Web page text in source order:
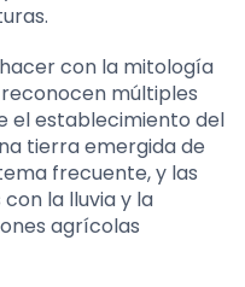
con la mitología
múltiples
el establecimiento del
tierra emergida de
frecuente, y las
la lluvia y la
agrícolas